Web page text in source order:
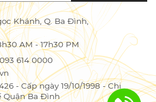
Khánh, Q. Ba Đình,
AM - 17h30 PM
093 614 0000
- Cấp ngày 19/10/1998 - Chi
Quận Ba Đình